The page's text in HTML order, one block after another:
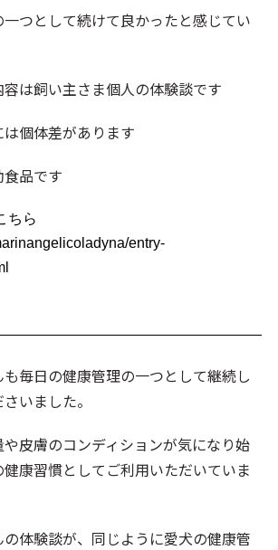
つとして続けて良かったと感じてい
は飼い主さま個人の体験談です
個体差があります
品です
ちら
entry-
毎日の健康管理の一つとして継続し
いました。
皮膚のコンディションが気になり始
康習慣としてご利用いただいていま
体験談が、同じように愛犬の健康管